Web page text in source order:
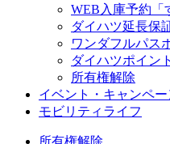
WEB入庫予約「
ダイハツ延長保
ワンダフルパス
ダイハツポイン
所有権解除
イベント・キャンペー
モビリティライフ
所有権解除